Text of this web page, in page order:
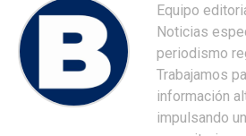
Equipo
Noticias
periodismo
Trabajamos
información
impulsando